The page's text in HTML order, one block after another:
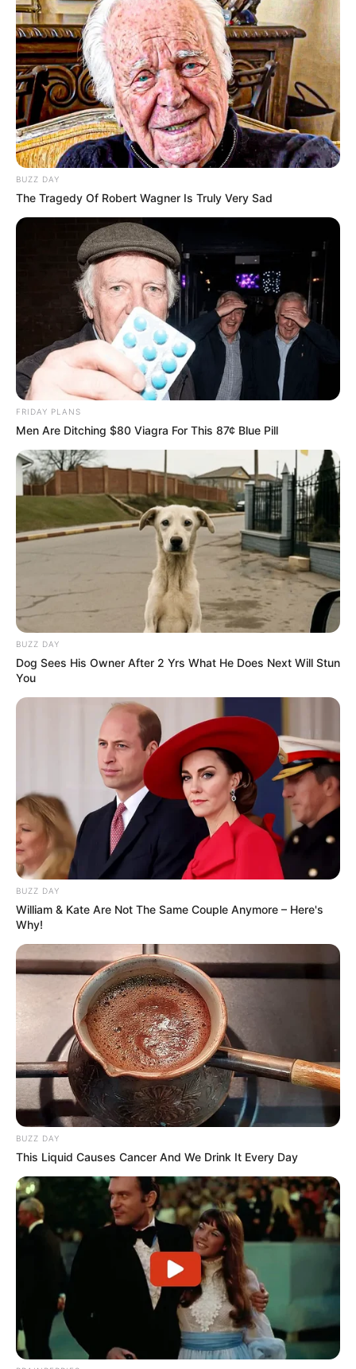
Facebook
Twitter
Pinterest
Share
Revista Artesanato
16/12/2013
Recomendados para você
Papai Noel delicado feito
com feltro passo a passo
BUZZ DAY
The Tragedy Of Robert Wagner Is Truly Very Sad
FRIDAY PLANS
Men Are Ditching $80 Viagra For This 87¢ Blue Pill
BUZZ DAY
Dog Sees His Owner After 2 Yrs What He Does Next Will Stun
You
BUZZ DAY
William & Kate Are Not The Same Couple Anymore – Here's
Why!
BUZZ DAY
This Liquid Causes Cancer And We Drink It Every Day